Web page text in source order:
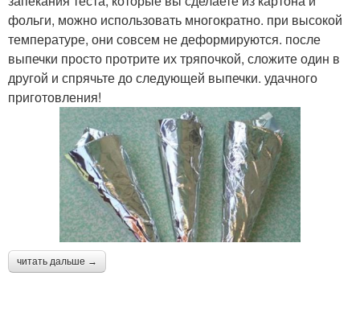
фольги, можно использовать многократно. при высокой
температуре, они совсем не деформируются. после
выпечки просто протрите их тряпочкой, сложите один в
другой и спрячьте до следующей выпечки. удачного
приготовления!
читать дальше →